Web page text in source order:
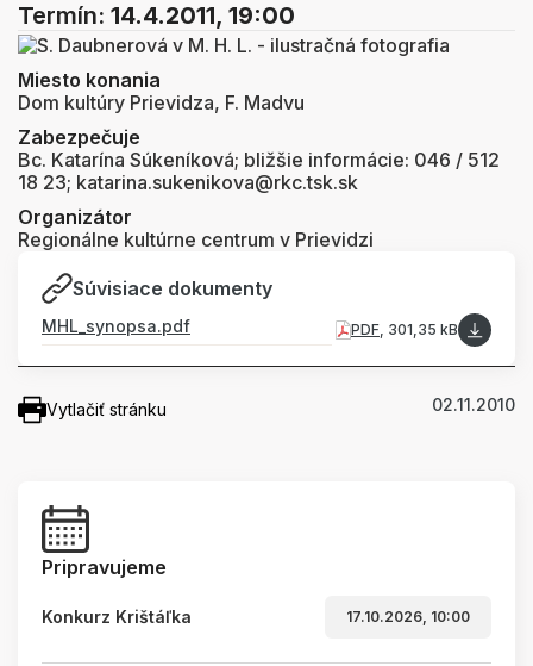
Termín: 14.4.2011, 19:00
Miesto konania
Dom kultúry Prievidza, F. Madvu
Zabezpečuje
Bc. Katarína Súkeníková; bližšie informácie: 046 / 512
18 23; katarina.sukenikova@rkc.tsk.sk
Organizátor
Regionálne kultúrne centrum v Prievidzi
Súvisiace dokumenty
MHL_synopsa.pdf PDF, 301,35 kB
Vytlačiť stránku 02.11.2010
Pripravujeme
Konkurz Krištáľka 17.10.2026, 10:00